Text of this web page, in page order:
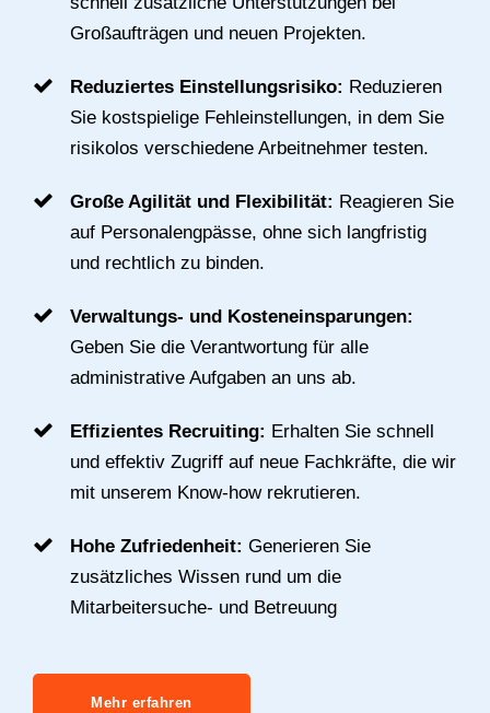
Großaufträgen und neuen Projekten.
Reduziertes Einstellungsrisiko: Reduzieren
Sie kostspielige Fehleinstellungen, in dem Sie
risikolos verschiedene Arbeitnehmer testen.
Große Agilität und Flexibilität: Reagieren Sie
auf Personalengpässe, ohne sich langfristig
und rechtlich zu binden.
Verwaltungs- und Kosteneinsparungen:
Geben Sie die Verantwortung für alle
administrative Aufgaben an uns ab.
Effizientes Recruiting: Erhalten Sie schnell
und effektiv Zugriff auf neue Fachkräfte, die wir
mit unserem Know-how rekrutieren.
Hohe Zufriedenheit: Generieren Sie
zusätzliches Wissen rund um die
Mitarbeitersuche- und Betreuung
Mehr erfahren